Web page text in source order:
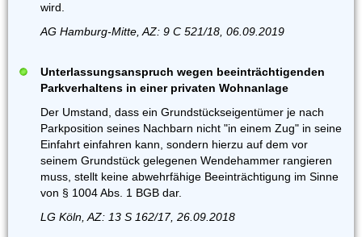
wird.
AG Hamburg-Mitte, AZ: 9 C 521/18, 06.09.2019
Unterlassungsanspruch wegen beeinträchtigenden
Parkverhaltens in einer privaten Wohnanlage
Der Umstand, dass ein Grundstückseigentümer je nach
Parkposition seines Nachbarn nicht "in einem Zug" in seine
Einfahrt einfahren kann, sondern hierzu auf dem vor
seinem Grundstück gelegenen Wendehammer rangieren
muss, stellt keine abwehrfähige Beeinträchtigung im Sinne
von § 1004 Abs. 1 BGB dar.
LG Köln, AZ: 13 S 162/17, 26.09.2018